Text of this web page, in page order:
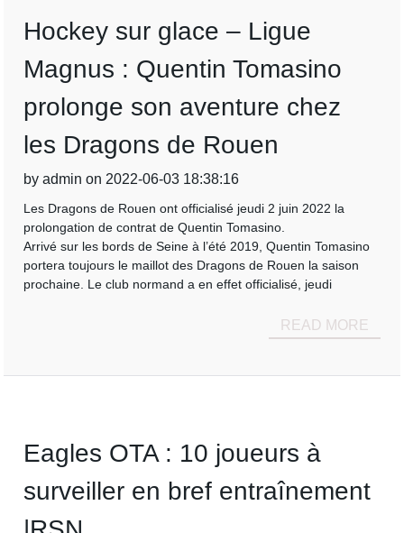
Hockey sur glace – Ligue
Magnus : Quentin Tomasino
prolonge son aventure chez
les Dragons de Rouen
by admin on 2022-06-03 18:38:16
Les Dragons de Rouen ont officialisé jeudi 2 juin 2022 la
prolongation de contrat de Quentin Tomasino.
Arrivé sur les bords de Seine à l’été 2019, Quentin Tomasino
portera toujours le maillot des Dragons de Rouen la saison
prochaine. Le club normand a en effet officialisé, jeudi
READ MORE
Eagles OTA : 10 joueurs à
surveiller en bref entraînement